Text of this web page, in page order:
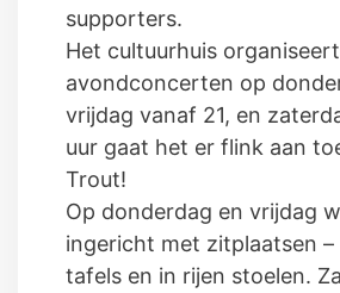
supporters.
Het cultuurhuis
avondconcerten op
vrijdag vanaf 21, en
uur gaat het er flink aan
Trout!
Op donderdag en vrijdag
ingericht met zitplaatsen
tafels en in rijen stoelen.